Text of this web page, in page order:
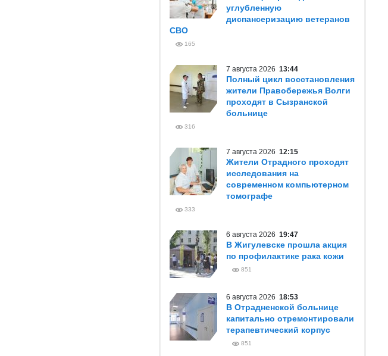
углубленную
диспансеризацию ветеранов
СВО
165
7 августа 2026 13:44
Полный цикл восстановления
жители Правобережья Волги
проходят в Сызранской
больнице
316
7 августа 2026 12:15
Жители Отрадного проходят
исследования на
современном компьютерном
томографе
333
6 августа 2026 19:47
В Жигулевске прошла акция
по профилактике рака кожи
851
6 августа 2026 18:53
В Отрадненской больнице
капитально отремонтировали
терапевтический корпус
851